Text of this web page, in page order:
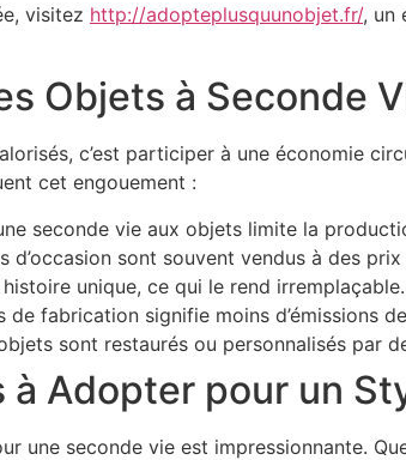
visitez http://adopteplusquunobjet.fr/, un
Objets à Seconde
c’est participer à une économie
cet engouement :
seconde vie aux objets limite la
d’occasion sont souvent vendus à des
unique, ce qui le rend irremplaçable.
de fabrication signifie moins d’émissions
sont restaurés ou personnalisés par
à Adopter pour un
une seconde vie est impressionnante.